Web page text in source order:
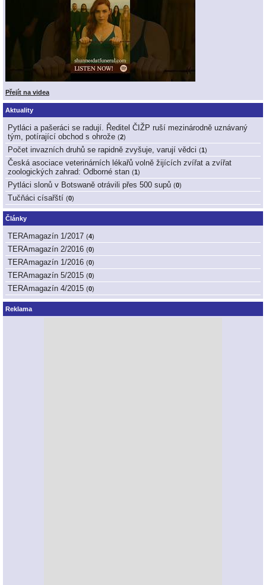
Přejít na videa
Aktuality
Pytláci a pašeráci se radují. Ředitel ČIŽP ruší mezinárodně uznávaný
tým, potírající obchod s ohrože (2)
Počet invazních druhů se rapidně zvyšuje, varují vědci (1)
Česká asociace veterinárních lékařů volně žijících zvířat a zvířat
zoologických zahrad: Odborné stan (1)
Pytláci slonů v Botswaně otrávili přes 500 supů (0)
Tučňáci císařští (0)
Články
TERAmagazín 1/2017 (4)
TERAmagazín 2/2016 (0)
TERAmagazín 1/2016 (0)
TERAmagazín 5/2015 (0)
TERAmagazín 4/2015 (0)
Reklama